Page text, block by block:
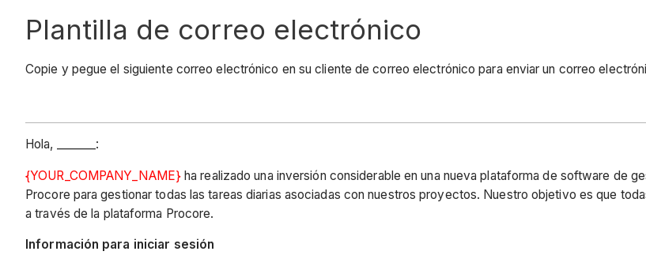
Plantilla de correo electrónico
Copie y pegue el siguiente correo electrónico en su cliente de correo electrónico para enviar un correo
Hola, _______:
{YOUR_COMPANY_NAME}ha realizado una inversión considerable en una nueva plataforma de software de
Procore para gestionar todas las tareas diarias asociadas con nuestros proyectos. Nuestro objetivo es que
a través de la plataforma Procore.
Información para iniciar sesión